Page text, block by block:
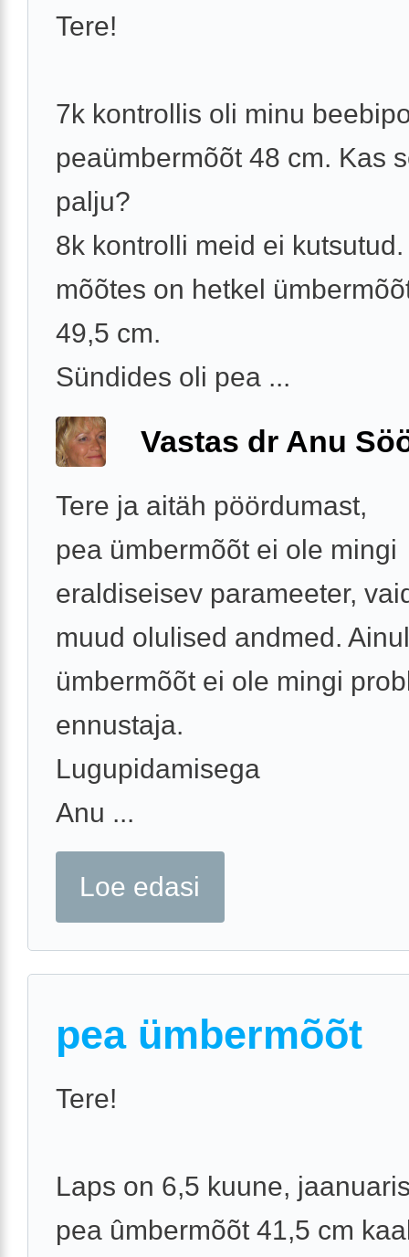
Tere!
7k kontrollis oli minu
peaümbermõõt 48 cm. Kas
palju?
8k kontrolli meid ei
mõõtes on hetkel
49,5 cm.
Sündides oli pea ...
Vastas dr Anu
Tere ja aitäh pöördumast,
pea ümbermõõt ei ole mingi
eraldiseisev parameeter,
muud olulised andmed.
ümbermõõt ei ole mingi
ennustaja.
Lugupidamisega
Anu ...
Loe edasi
pea ümbermõõt
Tere!
Laps on 6,5 kuune,
pea ûmbermõõt 41,5 cm